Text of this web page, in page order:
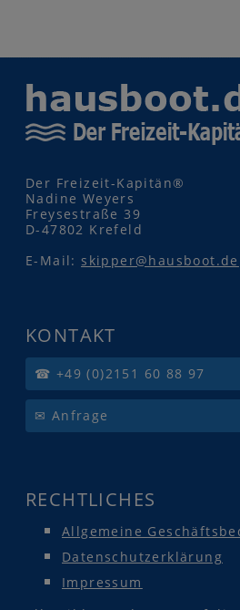
Der Freizeit-Kapitän®
Nadine Weyers
Freysestraße 39
D-47802 Krefeld
E-Mail: skipper@hausboot.de
KONTAKT
☎ +49 (0)2151 60 88 97
✉ Anfrage
RECHTLICHES
Allgemeine
Datenschutzerklärung
Impressum